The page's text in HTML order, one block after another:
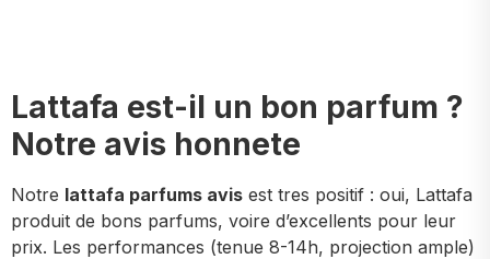
Lattafa est-il un bon parfum ?
Notre avis honnete
Notre lattafa parfums avis est tres positif : oui, Lattafa
produit de bons parfums, voire d’excellents pour leur
prix. Les performances (tenue 8-14h, projection ample)